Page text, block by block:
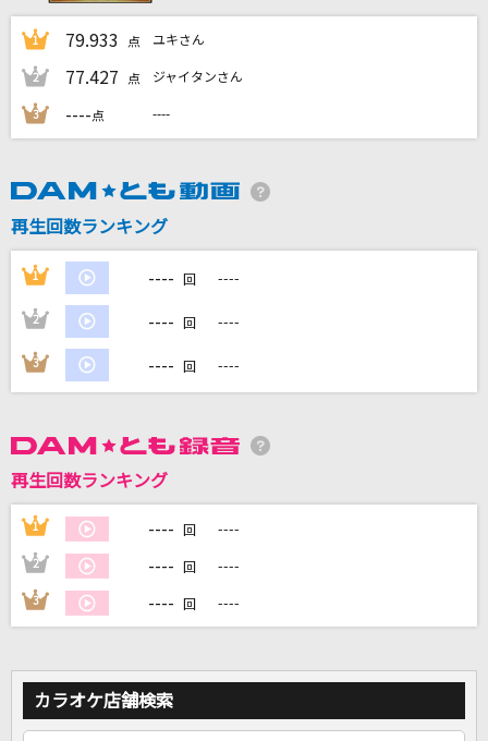
[生音]糸
カラオケ最新情報をチェック！
カラオケをもっと楽しもう！
自宅でカラオケ歌い放題！
家族や友達と一緒に！練習にも！
1 79.933 点 ユキさん
2 77.427 点 ジャイタンさん
3 ----点 ----
再生回数ランキング
1 ---- 回 ----
2 ---- 回 ----
3 ---- 回 ----
再生回数ランキング
1 ---- 回 ----
2 ---- 回 ----
3 ---- 回 ----
カラオケ店舗検索